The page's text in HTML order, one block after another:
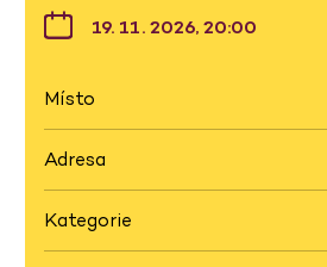
19. 11. 2026, 20:00
Místo
Adresa
Kategorie